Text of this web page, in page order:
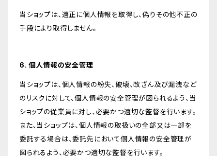
当ショップは、適正に個人情報を取得し、偽りその他不正の
手段により取得しません。
6. 個人情報の安全管理
当ショップは、個人情報の紛失、破壊、改ざん及び漏洩など
のリスクに対して、個人情報の安全管理が図られるよう、当
ショップの従業員に対し、必要かつ適切な監督を行います。
また、当ショップは、個人情報の取扱いの全部又は一部を
委託する場合は、委託先において個人情報の安全管理が
図られるよう、必要かつ適切な監督を行います。